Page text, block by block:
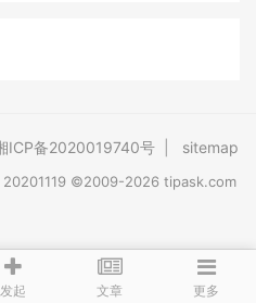
发起 文章 更多
ICP备2020019740号 sitemap
20201119 ©2009-2026 tipask.com